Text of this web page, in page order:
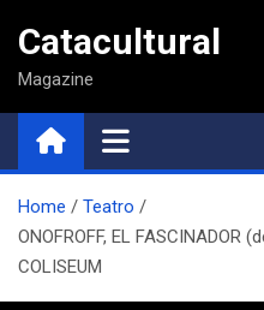
contenido
Catacultural
Magazine
Home
Teatro
ONOFROFF, EL
COLISEUM